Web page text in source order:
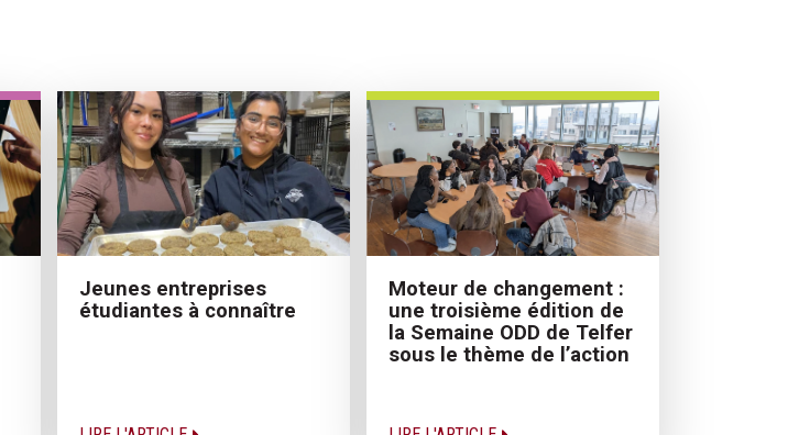
Jeunes entreprises
étudiantes à connaître
Moteur de changement :
une troisième édition de
la Semaine ODD de Telfer
sous le thème de l’action